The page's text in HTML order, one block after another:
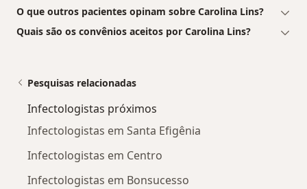
O que outros pacientes opinam sobre Carolina Lins?
Quais são os convênios aceitos por Carolina Lins?
Pesquisas relacionadas
Infectologistas próximos
Infectologistas em Santa Efigênia
Infectologistas em Centro
Infectologistas em Bonsucesso